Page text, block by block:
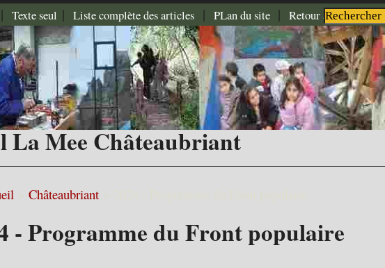
| Texte seul | Liste complète des articles | PLan du site | Retour à l'accueil|
La Mee Châteaubriant
Châteaubriant>
- Programme du Front populaire